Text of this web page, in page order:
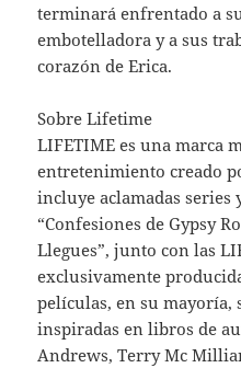
terminará enfrentado a
embotelladora y a sus
corazón de Erica.​
Sobre Lifetime
LIFETIME es una marca
entretenimiento creado
incluye aclamadas series
“Confesiones de Gypsy
Llegues”, junto con las
exclusivamente
películas, en su mayoría,
inspiradas en libros de
Andrews, Terry Mc